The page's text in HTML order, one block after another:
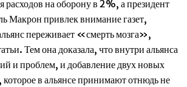
расходов на оборону в 2%, а президент
Макрон привлек внимание газет,
переживает «смерть мозга»,
Тем она доказала, что внутри альянса
и проблем, и добавление двух новых
в альянсе принимают отнюдь не